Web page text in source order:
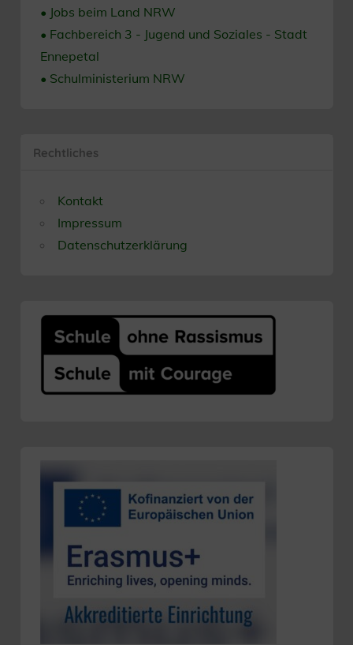
• Jobs beim Land NRW
• Fachbereich 3 - Jugend und Soziales - Stadt
Ennepetal
• Schulministerium NRW
Rechtliches
Kontakt
Impressum
Datenschutzerklärung